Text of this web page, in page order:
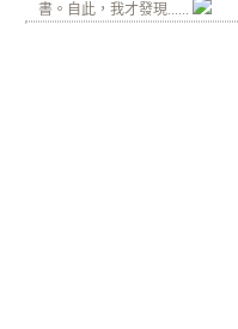
書。自此，我才發現......